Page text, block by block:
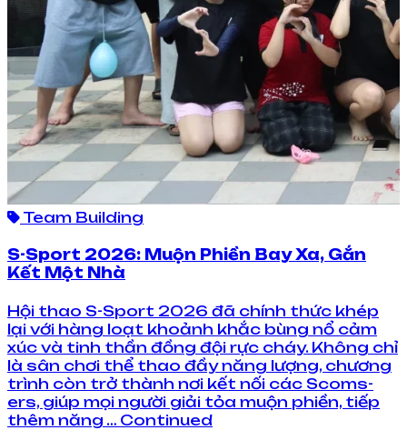
Team Building
S-Sport 2026: Muộn Phiền Bay Xa, Gắn
Kết Một Nhà
Hội thao S-Sport 2026 đã chính thức khép
lại với hàng loạt khoảnh khắc bùng nổ cảm
xúc và tinh thần đồng đội rực cháy. Không chỉ
là sân chơi thể thao đầy năng lượng, chương
trình còn trở thành nơi kết nối các Scoms-
ers, giúp mọi người giải tỏa muộn phiền, tiếp
thêm năng … Continued